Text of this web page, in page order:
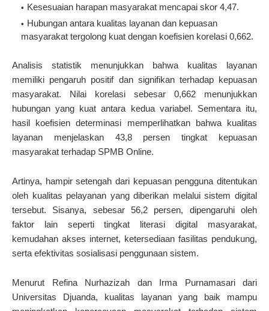
Kesesuaian harapan masyarakat mencapai skor 4,47.
Hubungan antara kualitas layanan dan kepuasan
masyarakat tergolong kuat dengan koefisien korelasi 0,662.
Analisis statistik menunjukkan bahwa kualitas layanan
memiliki pengaruh positif dan signifikan terhadap kepuasan
masyarakat. Nilai korelasi sebesar 0,662 menunjukkan
hubungan yang kuat antara kedua variabel. Sementara itu,
hasil koefisien determinasi memperlihatkan bahwa kualitas
layanan menjelaskan 43,8 persen tingkat kepuasan
masyarakat terhadap SPMB Online.
Artinya, hampir setengah dari kepuasan pengguna ditentukan
oleh kualitas pelayanan yang diberikan melalui sistem digital
tersebut. Sisanya, sebesar 56,2 persen, dipengaruhi oleh
faktor lain seperti tingkat literasi digital masyarakat,
kemudahan akses internet, ketersediaan fasilitas pendukung,
serta efektivitas sosialisasi penggunaan sistem.
Menurut Refina Nurhazizah dan Irma Purnamasari dari
Universitas Djuanda, kualitas layanan yang baik mampu